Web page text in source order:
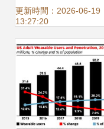
520的互聯網銷售
新思路
更新時間：2026-06-19
13:27:20